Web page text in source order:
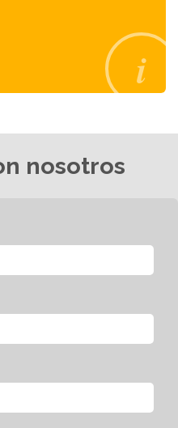
nosotros